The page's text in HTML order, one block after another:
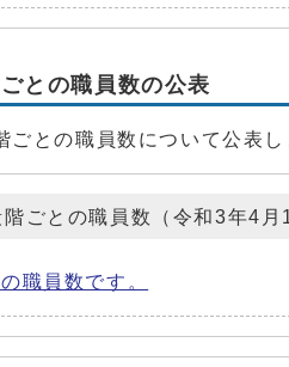
との職員数の公表
との職員数について公表し
ごとの職員数（令和3年4月
職員数です。